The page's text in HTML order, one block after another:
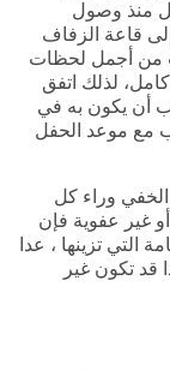
منذ وصول
قاعة الزفاف
من أجمل لحظات
لذلك اتفق
أن يكون به في
مع موعد الحفل
الخفي وراء كل
غير عفوية فإن
التي تزينها ، عدا
قد تكون غير